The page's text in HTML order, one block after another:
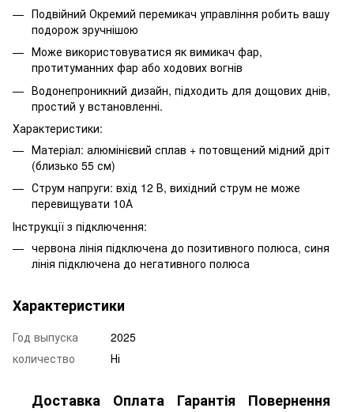
Подвійний Окремий перемикач управління робить вашу
подорож зручнішою
Може використовуватися як вимикач фар,
протитуманних фар або ходових вогнів
Водонепроникний дизайн, підходить для дощових днів,
простий у встановленні.
Характеристики:
Матеріал: алюмінієвий сплав + потовщений мідний дріт
(близько 55 см)
Струм напруги: вхід 12 В, вихідний струм не може
перевищувати 10А
Інструкції з підключення:
червона лінія підключена до позитивного полюса, синя
лінія підключена до негативного полюса
Характеристики
Год выпуска
2025
количество
Ні
Доставка Оплата Гарантія Повернення